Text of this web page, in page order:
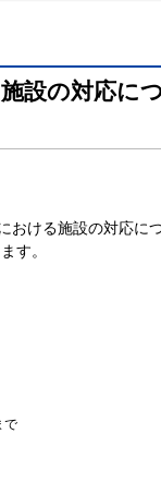
設の対応に
おける施設の対応に
す。
で